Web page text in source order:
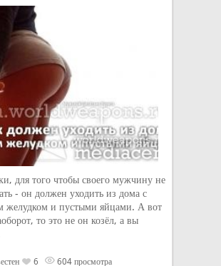
для того чтобы своего мужчину не
- он должен уходить из дома с
желудком и пустыми яйцами. А вот
то это не он козёл, а вы
6 604 просмотра